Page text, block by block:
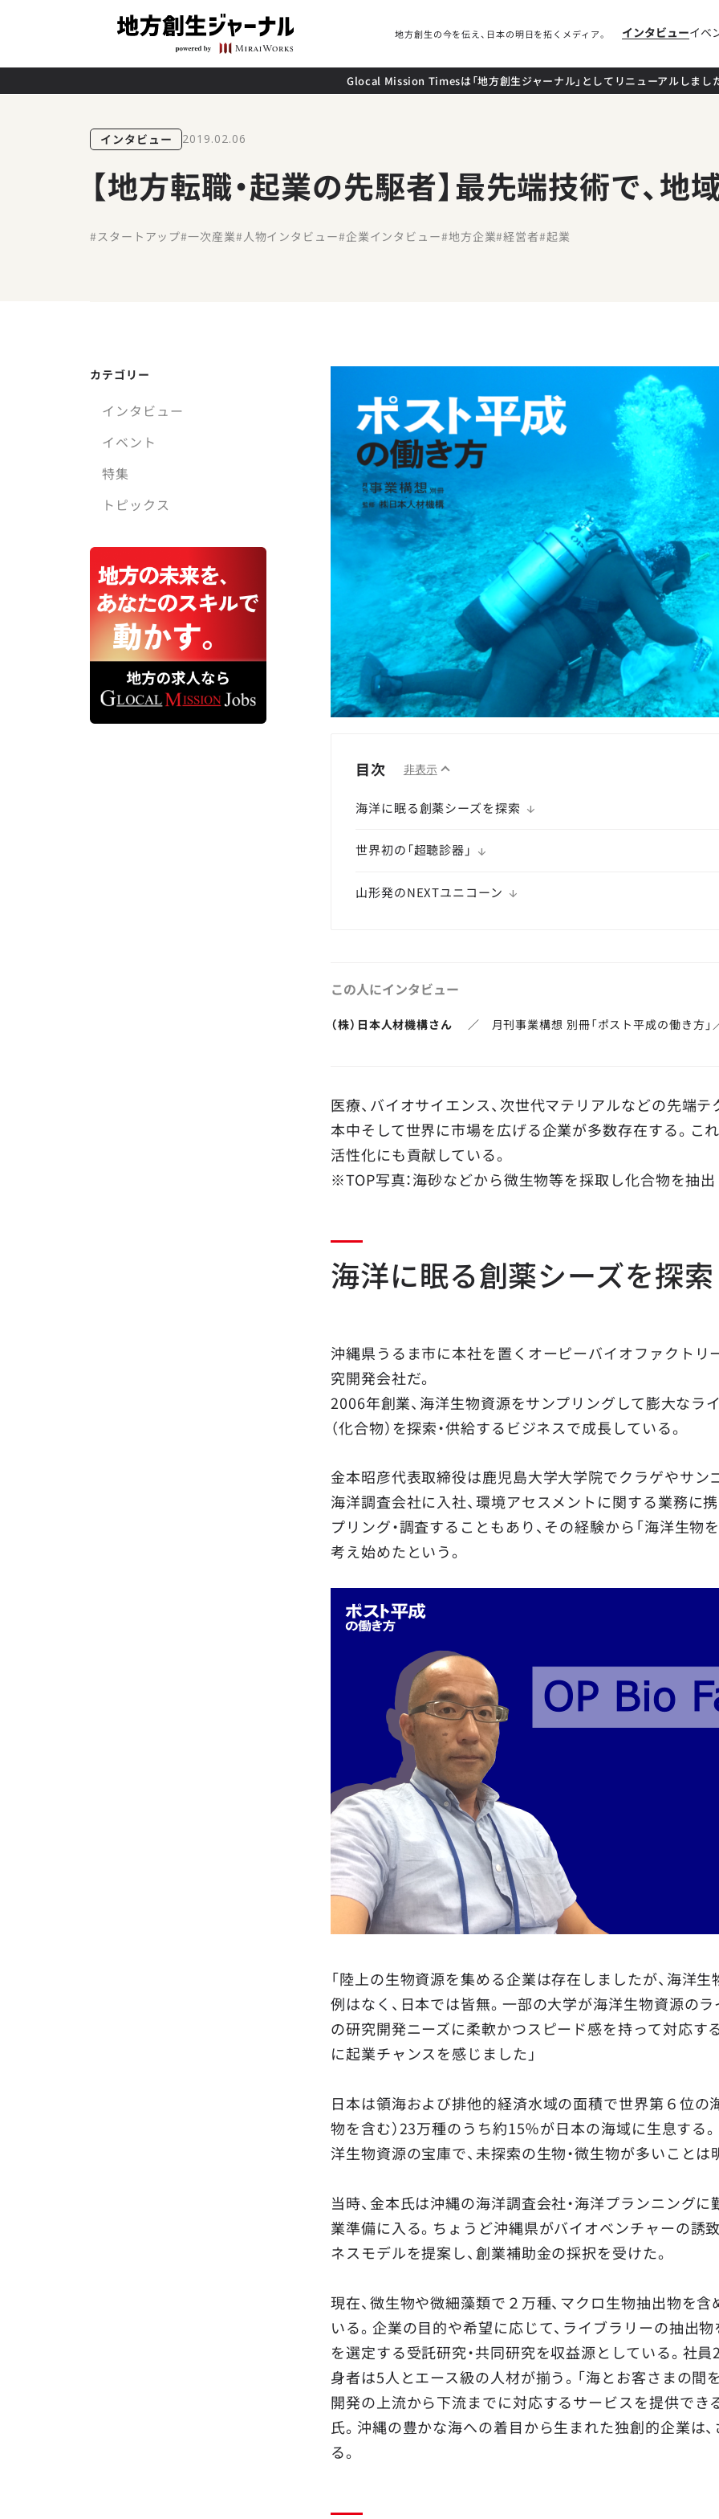
地方創生の今を伝え、日本の明日を拓くメディア。 インタビューイベ
Glocal Mission Timesは「地方創生ジャーナル」としてリニューアルしまし
インタビュー 2019.02.06
【地方転職・起業の先駆者】最先端技術で、地
#スタートアップ#一次産業#人物インタビュー#企業インタビュー#地方企業#経営者#起業
カテゴリー
インタビュー
イベント
特集
トピックス
目次 非表示
海洋に眠る創薬シーズを探索
世界初の「超聴診器」
山形発のNEXTユニコーン
この人にインタビュー
（株）日本人材機構さん ／ 月刊事業構想 別冊「ポスト平成の働き方」
医療、バイオサイエンス、次世代マテリアルなどの先端
本中そして世界に市場を広げる企業が多数存在する。こ
活性化にも貢献している。
※TOP写真：海砂などから微生物等を採取し化合物を抽出
海洋に眠る創薬シーズを探索
沖縄県うるま市に本社を置くオーピーバイオファクトリ
究開発会社だ。
2006年創業、海洋生物資源をサンプリングして膨大なラ
（化合物）を探索・供給するビジネスで成長している。
金本昭彦代表取締役は鹿児島大学大学院でクラゲやサン
海洋調査会社に入社、環境アセスメントに関する業務に
プリング・調査することもあり、その経験から「海洋生
考え始めたという。
「陸上の生物資源を集める企業は存在しましたが、海洋
例はなく、日本では皆無。一部の大学が海洋生物資源の
の研究開発ニーズに柔軟かつスピード感を持って対応す
に起業チャンスを感じました」
日本は領海および排他的経済水域の面積で世界第６位の
物を含む）23万種のうち約15％が日本の海域に生息する
洋生物資源の宝庫で、未探索の生物・微生物が多いことは
当時、金本氏は沖縄の海洋調査会社・海洋プランニング
業準備に入る。ちょうど沖縄県がバイオベンチャーの誘
ネスモデルを提案し、創業補助金の採択を受けた。
現在、微生物や微細藻類で２万種、マクロ生物抽出物を
いる。企業の目的や希望に応じて、ライブラリーの抽出
を選定する受託研究・共同研究を収益源としている。社
身者は5人とエース級の人材が揃う。「海とお客さまの
開発の上流から下流までに対応するサービスを提供でき
氏。沖縄の豊かな海への着目から生まれた独創的企業は
る。